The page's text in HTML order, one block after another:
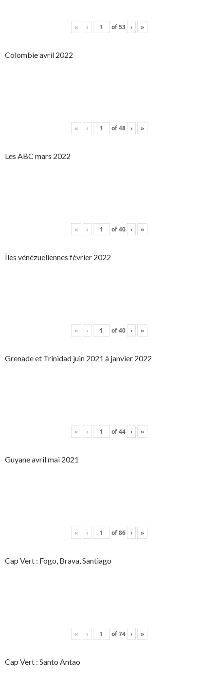
« ‹ of53 › »
Colombie avril 2022
« ‹ of48 › »
Les ABC mars 2022
« ‹ of40 › »
Îles vénézueliennes février 2022
« ‹ of40 › »
Grenade et Trinidad juin 2021 à janvier 2022
« ‹ of44 › »
Guyane avril mai 2021
« ‹ of86 › »
Cap Vert : Fogo, Brava, Santiago
« ‹ of74 › »
Cap Vert : Santo Antao